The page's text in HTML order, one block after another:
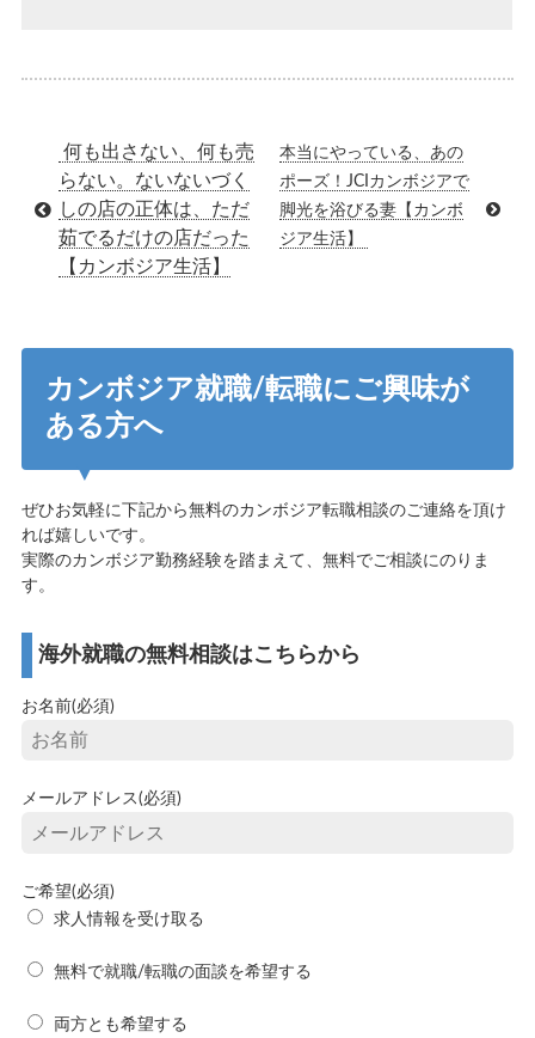
何も出さない、何も売
らない。ないないづく
しの店の正体は、ただ
茹でるだけの店だった
【カンボジア生活】
本当にやっている、あの
ポーズ！JCIカンボジアで
脚光を浴びる妻【カンボ
ジア生活】
カンボジア就職/転職にご興味が
ある方へ
ぜひお気軽に下記から無料のカンボジア転職相談のご連絡を頂け
れば嬉しいです。
実際のカンボジア勤務経験を踏まえて、無料でご相談にのりま
す。
海外就職の無料相談はこちらから
お名前(必須)
メールアドレス(必須)
ご希望(必須)
求人情報を受け取る
無料で就職/転職の面談を希望する
両方とも希望する